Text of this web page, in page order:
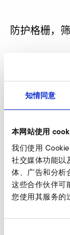
知情同意
本网站使用
我们使用
社交媒体功能以
体、广告和分析
这些合作伙伴可
您使用其服务的
防护格栅，
SD 4n FU/FUK